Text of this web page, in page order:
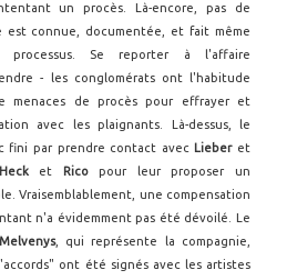
un procès. Là-encore, pas de
est connue, documentée, et fait même
processus. Se reporter à l'affaire
- les conglomérats ont l'habitude
menaces de procès pour effrayer et
avec les plaignants. Là-dessus, le
fini par prendre contact avec Lieberet
Hecket Ricopour leur proposer un
Vraisemblablement, une compensation
n'a évidemment pas été dévoilé. Le
, qui représente la compagnie,
ont été signés avec les artistes